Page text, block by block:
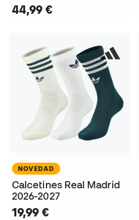
44,99 €
NOVEDAD
Calcetines Real Madrid
2026-2027
19,99 €